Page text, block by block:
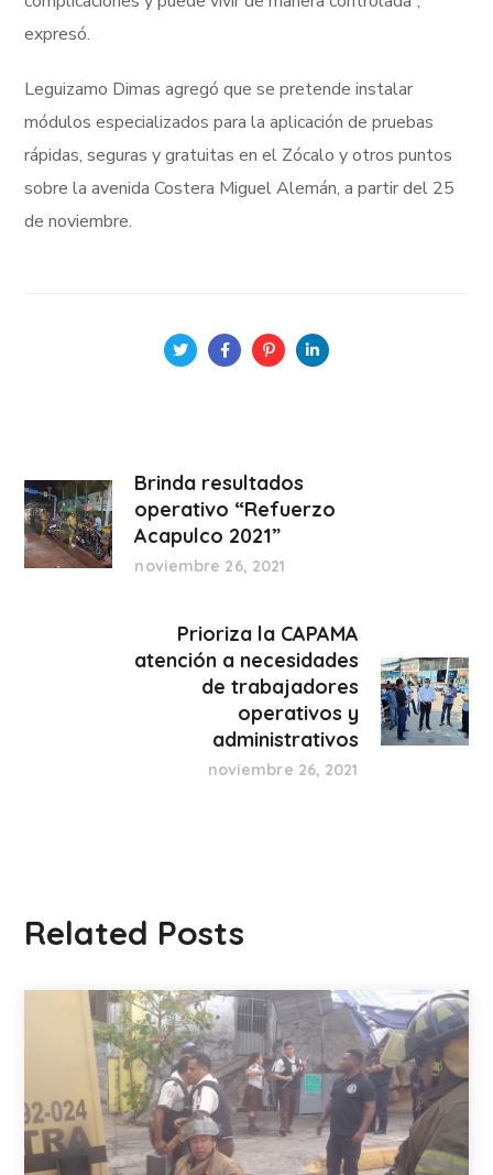
expresó.
Leguizamo Dimas agregó que se pretende instalar
módulos especializados para la aplicación de pruebas
rápidas, seguras y gratuitas en el Zócalo y otros puntos
sobre la avenida Costera Miguel Alemán, a partir del 25
de noviembre.
Brinda resultados
operativo “Refuerzo
Acapulco 2021”
noviembre 26, 2021
Prioriza la CAPAMA
atención a necesidades
de trabajadores
operativos y
administrativos
noviembre 26, 2021
Related Posts